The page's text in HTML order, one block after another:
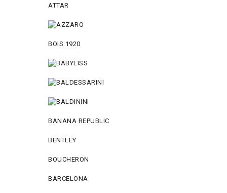
ATTAR
BOIS 1920
BANANA REPUBLIC
BENTLEY
BOUCHERON
BARCELONA